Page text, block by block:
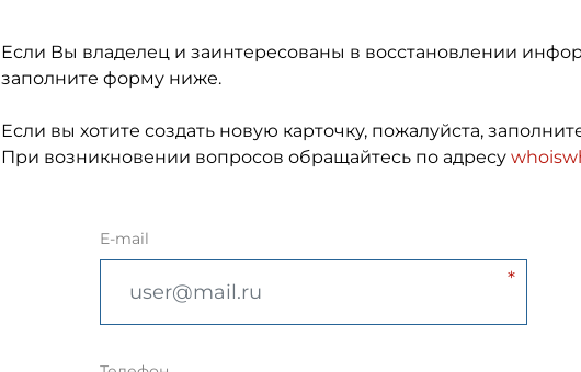
Если Вы владелец и заинтересованы в восстановлении
заполните форму ниже.
Если вы хотите создать новую карточку, пожалуйста,
При возникновении вопросов обращайтесь по адресу
E-mail